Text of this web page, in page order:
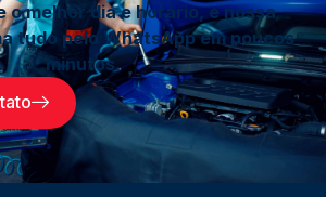
o melhor dia e horário, e nossa
tudo pelo WhatsApp em poucos
minutos.